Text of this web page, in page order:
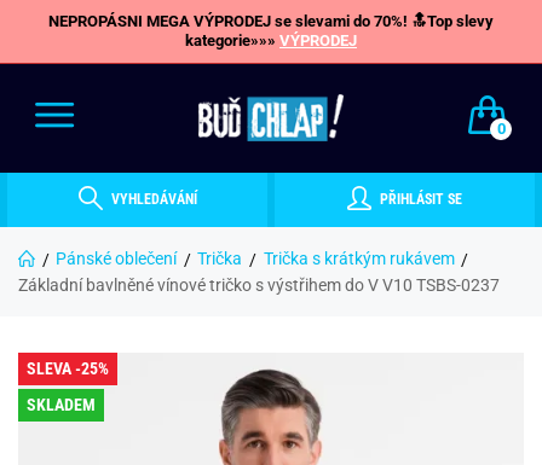
NEPROPÁSNI MEGA VÝPRODEJ se slevami do 70%! 🔝Top slevy
kategorie»»» VÝPRODEJ
0
VYHLEDÁVÁNÍ PŘIHLÁSIT SE
Pánské oblečení Trička
Trička s krátkým rukávem
Základní bavlněné vínové tričko s výstřihem do V V10 TSBS-0237
SLEVA -25%
SKLADEM